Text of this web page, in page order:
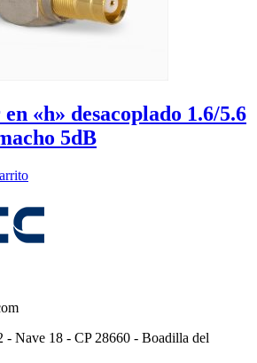
«h» desacoplado 1.6/5.6
5dB
- Nave 18 - CP 28660 - Boadilla del